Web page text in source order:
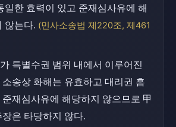
일한 효력이 있고 준재심사유에 해
않는다. (민사소송법 제220조, 제461
특별수권 범위 내에서 이루어진
소송상 화해는 유효하고 대리권 흠
준재심사유에 해당하지 않으므로 甲
장은 타당하지 않다.